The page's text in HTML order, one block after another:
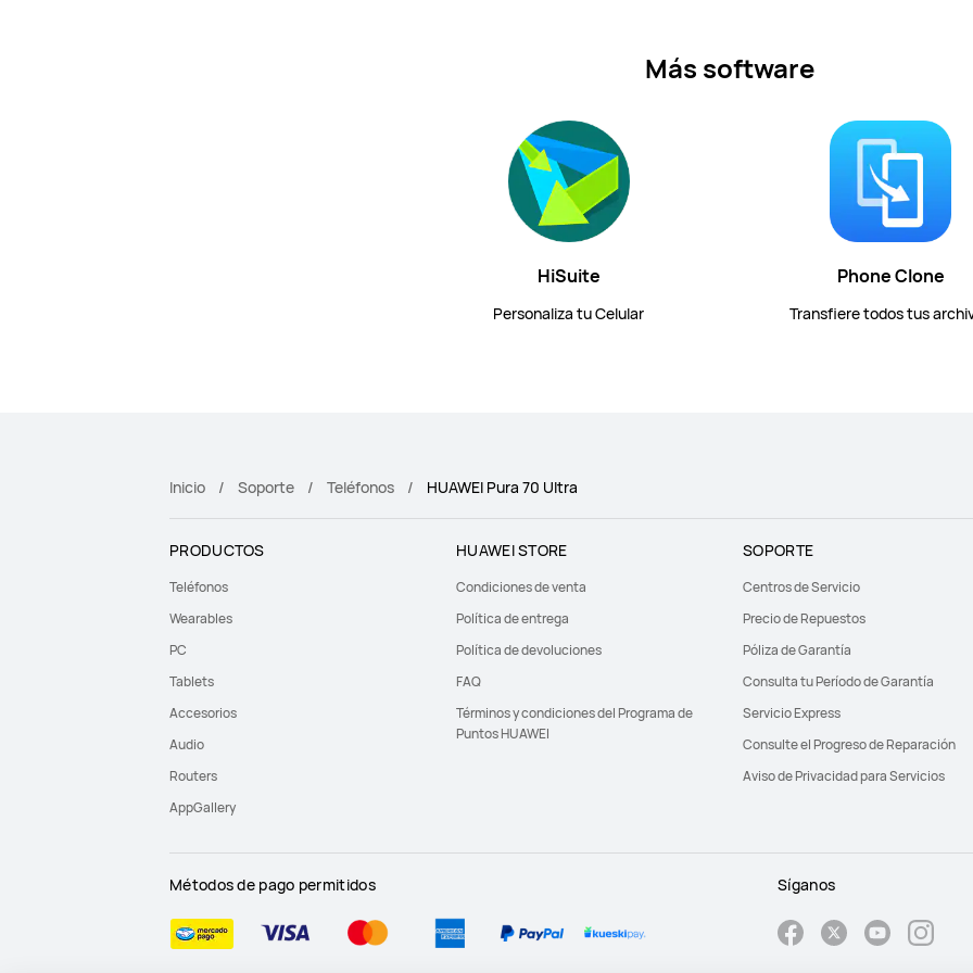
Más software
HiSuite
Personaliza tu Celular
Phone Clone
Transfiere todos tus
Inicio Soporte Teléfonos HUAWEI Pura 70 Ultra
PRODUCTOS
Teléfonos
Wearables
PC
Tablets
Accesorios
Audio
Routers
AppGallery
HUAWEI STORE
Condiciones de venta
Política de entrega
Política de devoluciones
FAQ
Términos y condiciones del Programa de
Puntos HUAWEI
SOPORTE
Centros de Servicio
Precio de Repuestos
Póliza de Garantía
Consulta tu Período de Garantía
Servicio Express
Consulte el Progreso de Reparación
Aviso de Privacidad para Servicios
Métodos de pago permitidos Síganos